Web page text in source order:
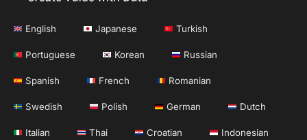
English Japanese Turkish
Portuguese Korean Russian
Spanish French Romanian
Swedish Polish German Dutch
Italian Thai Croatian Indonesian